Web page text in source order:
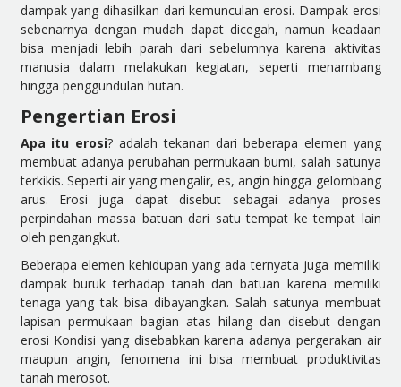
dampak yang dihasilkan dari kemunculan erosi. Dampak erosi
sebenarnya dengan mudah dapat dicegah, namun keadaan
bisa menjadi lebih parah dari sebelumnya karena aktivitas
manusia dalam melakukan kegiatan, seperti menambang
hingga penggundulan hutan.
Pengertian Erosi
Apa itu erosi? adalah tekanan dari beberapa elemen yang
membuat adanya perubahan permukaan bumi, salah satunya
terkikis. Seperti air yang mengalir, es, angin hingga gelombang
arus. Erosi juga dapat disebut sebagai adanya proses
perpindahan massa batuan dari satu tempat ke tempat lain
oleh pengangkut.
Beberapa elemen kehidupan yang ada ternyata juga memiliki
dampak buruk terhadap tanah dan batuan karena memiliki
tenaga yang tak bisa dibayangkan. Salah satunya membuat
lapisan permukaan bagian atas hilang dan disebut dengan
erosi Kondisi yang disebabkan karena adanya pergerakan air
maupun angin, fenomena ini bisa membuat produktivitas
tanah merosot.